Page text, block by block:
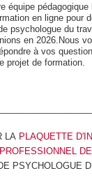
du
notre équipe
réunions
équipe pédagogique
en ligne pour
psychologue du
en 2026.Nous
à vos
projet de formation.
LA PLAQUETTE
PSYCHOLOGUE